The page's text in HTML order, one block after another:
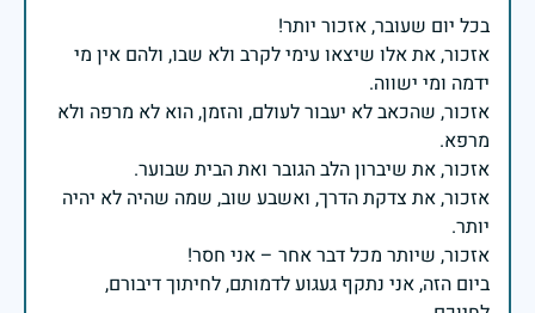
אזכור, את אלו שיצאו עימי לקרב ולא שבו, ולהם אין מי
אזכור, שהכאב לא יעבור לעולם, והזמן, הוא לא מרפה ולא
אזכור, את צדקת הדרך, ואשבע שוב, שמה שהיה לא יהיה
ביום הזה, אני נתקף געגוע לדמותם, לחיתוך דיבורם,